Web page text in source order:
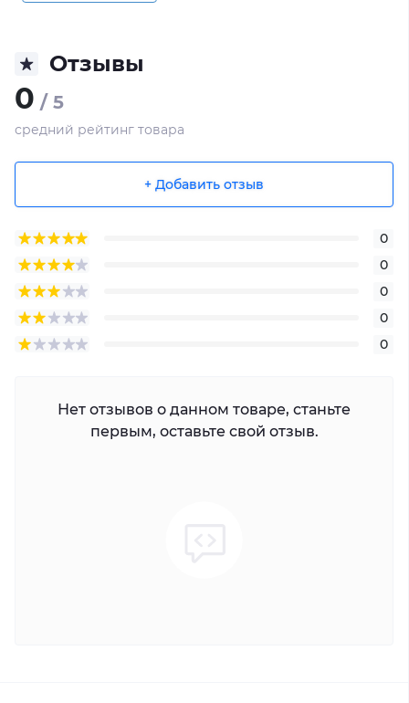
Отзывы
0 / 5
средний рейтинг товара
+ Добавить отзыв
0
0
0
0
0
Нет отзывов о данном товаре, станьте
первым, оставьте свой отзыв.